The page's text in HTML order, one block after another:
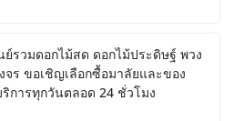
ย์รวมดอกไม้สด ดอกไม้ประดิษฐ์ พวง
ร ขอเชิญเลือกซื้อมาลัยและของ
การทุกวันตลอด 24 ชั่วโมง